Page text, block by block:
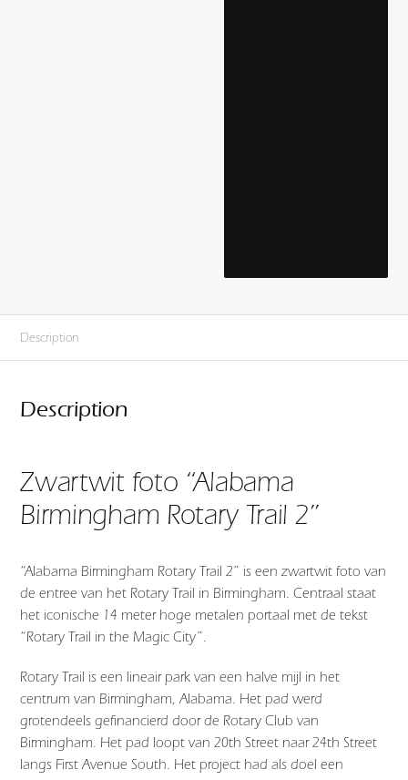
Description
Description
Zwartwit foto “Alabama
Birmingham Rotary Trail 2”
“Alabama Birmingham Rotary Trail 2” is een zwartwit foto van
de entree van het Rotary Trail in Birmingham. Centraal staat
het iconische 14 meter hoge metalen portaal met de tekst
“Rotary Trail in the Magic City”.
Rotary Trail is een lineair park van een halve mijl in het
centrum van Birmingham, Alabama. Het pad werd
grotendeels gefinancierd door de Rotary Club van
Birmingham. Het pad loopt van 20th Street naar 24th Street
langs First Avenue South. Het project had als doel een